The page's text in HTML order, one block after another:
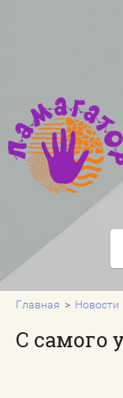
Что мы
Что мы
Новости
Хочу
Отзывы
Главная
  >
Новости
С самого